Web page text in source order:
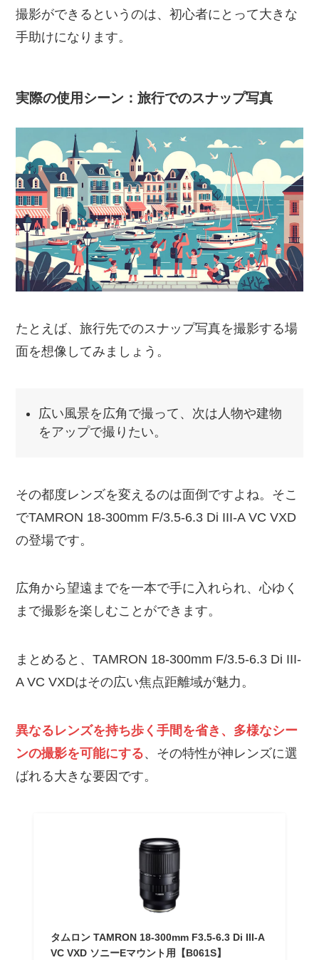
撮影ができるというのは、初心者にとって大きな
手助けになります。
実際の使用シーン：旅行でのスナップ写真
たとえば、旅行先でのスナップ写真を撮影する場
面を想像してみましょう。
広い風景を広角で撮って、次は人物や建物
をアップで撮りたい。
その都度レンズを変えるのは面倒ですよね。そこ
でTAMRON 18-300mm F/3.5-6.3 Di III-A VC VXD
の登場です。
広角から望遠までを一本で手に入れられ、心ゆく
まで撮影を楽しむことができます。
まとめると、TAMRON 18-300mm F/3.5-6.3 Di III-
A VC VXDはその広い焦点距離域が魅力。
異なるレンズを持ち歩く手間を省き、多様なシー
ンの撮影を可能にする、その特性が神レンズに選
ばれる大きな要因です。
タムロン TAMRON 18-300mm F3.5-6.3 Di III-A
VC VXD ソニーEマウント用【B061S】